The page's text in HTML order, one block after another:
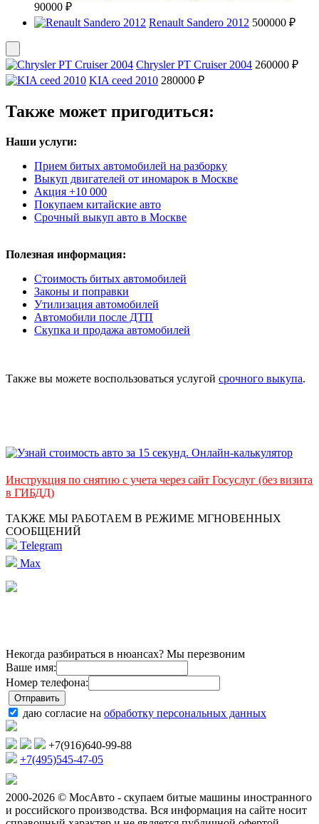
90000 ₽
Renault Sandero 2012 500000 ₽
Chrysler PT Cruiser 2004 260000 ₽
KIA ceed 2010 280000 ₽
Также может пригодиться:
Наши услуги:
Прием битых автомобилей на разборку
Выкуп двигателей от иномарок в Москве
Акция +10 000
Покупаем китайские авто
Срочный выкуп авто в Москве
Полезная информация:
Стоимость битых автомобилей
Законы и поправки
Утилизация автомобилей
Автомобили после ДТП
Скупка и продажа автомобилей
Также вы можете воспользоваться услугой срочного выкупа.
Инструкция по снятию с учета через сайт Госуслуг (без визита
в ГИБДД)
ТАКЖЕ МЫ РАБОТАЕМ В РЕЖИМЕ МГНОВЕННЫХ
СООБЩЕНИЙ
Telegram
Max
Некогда разбираться в нюансах? Мы перезвоним
Ваше имя:
Номер телефона:
даю согласие на обработку персональных данных
+7(916)640-99-88
+7(495)545-47-05
2000-2026 © МосАвто - скупаем битые машины иностранного
и российского производства. Вся информация на сайте носит